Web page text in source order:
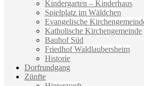
Kindergarten – Kinderhaus
Spielplatz im Wäldchen
Evangelische
Katholische Kirchengemeinde
Bauhof Süd
Friedhof Waldlaubersheim
Historie
Dorfrundgang
Zünfte